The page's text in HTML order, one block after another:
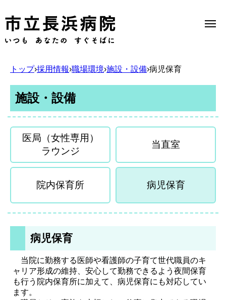
Select Language▼
採用情報
診療サポート部門
トップ›採用情報›職場環境›施設・設備›病児保育
施設・設備
医局（女性専用）
ラウンジ
当直室
院内保育所 病児保育
病児保育
当院に勤務する医師や看護師の子育て世代職員のキ
ャリア形成の維持、安心して勤務できるよう夜間保育
も行う院内保育所に加えて、病児保育にも対応してい
ます。